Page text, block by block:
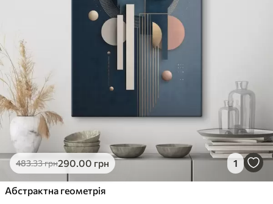
483.33грн290.00 грн 1
Абстрактна геометрія